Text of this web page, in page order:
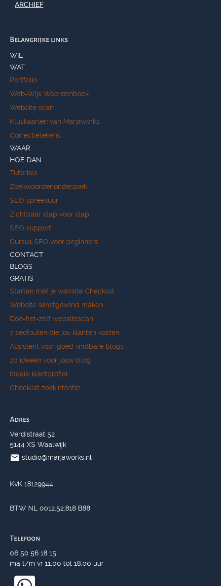
ARCHIEF
Belangrijke links
WIE
WAT
Portfolio
Web-Wijs Woordenboek
Website scan
Kluskaarten van Marjaworks
Correctietekens
WAAR
HOE DAN
Tutorials
Zoekwoordenonderzoek
SEO spreekuur
Zichtbaar stap voor stap
SEO support
Cursus SEO voor beginners
CONTACT
BLOGS
GRATIS
Starten met je website Checklist
Website winstgevend maken
Doe-het-zelf websitescan
7 seofouten die jou klanten kosten
Assistent voor goed vindbare blogs
20 ideeën voor jouw blog
Ideale klantprofiel
Checklist zoekintentie
Adres
Verdistraat 52
5144 XS Waalwijk
studio@marjaworks.nl
KvK 18129944
BTW NL 0012.52.818 B88
Telefoon
06 50 56 18 15
ma t/m vr 11.00 tot 18.00 uur